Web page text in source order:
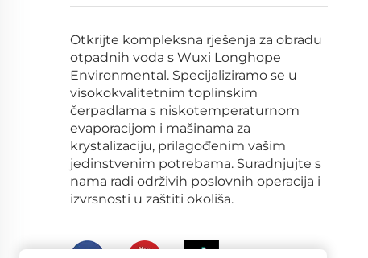
Otkrijte kompleksna rješenja za obradu
otpadnih voda s Wuxi Longhope
Environmental. Specijaliziramo se u
visokokvalitetnim toplinskim
čerpadlama s niskotemperaturnom
evaporacijom i mašinama za
krystalizaciju, prilagođenim vašim
jedinstvenim potrebama. Suradnjujte s
nama radi održivih poslovnih operacija i
izvrsnosti u zaštiti okoliša.